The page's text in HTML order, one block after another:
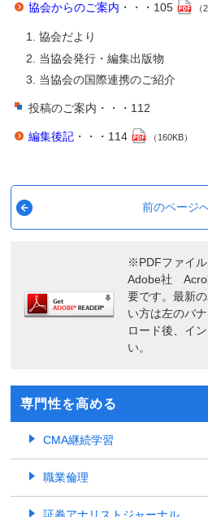
協会からのご案内 ・・・105 （
協会だより
当協会発行・編集出版物
当協会の国際連携のご紹介
投稿のご案内・・・112
編集後記 ・・・114 （160KB）
前のページ
※PDFファイル
Adobe社
要です。最新
い方は左のバ
ロード後、イ
い。
専門性を高める
CMA継続学習
職業倫理